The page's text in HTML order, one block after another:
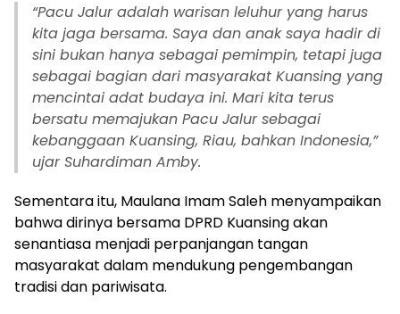
“Pacu Jalur adalah warisan leluhur yang harus
kita jaga bersama. Saya dan anak saya hadir di
sini bukan hanya sebagai pemimpin, tetapi juga
sebagai bagian dari masyarakat Kuansing yang
mencintai adat budaya ini. Mari kita terus
bersatu memajukan Pacu Jalur sebagai
kebanggaan Kuansing, Riau, bahkan Indonesia,”
ujar Suhardiman Amby.
Sementara itu, Maulana Imam Saleh menyampaikan
bahwa dirinya bersama DPRD Kuansing akan
senantiasa menjadi perpanjangan tangan
masyarakat dalam mendukung pengembangan
tradisi dan pariwisata.